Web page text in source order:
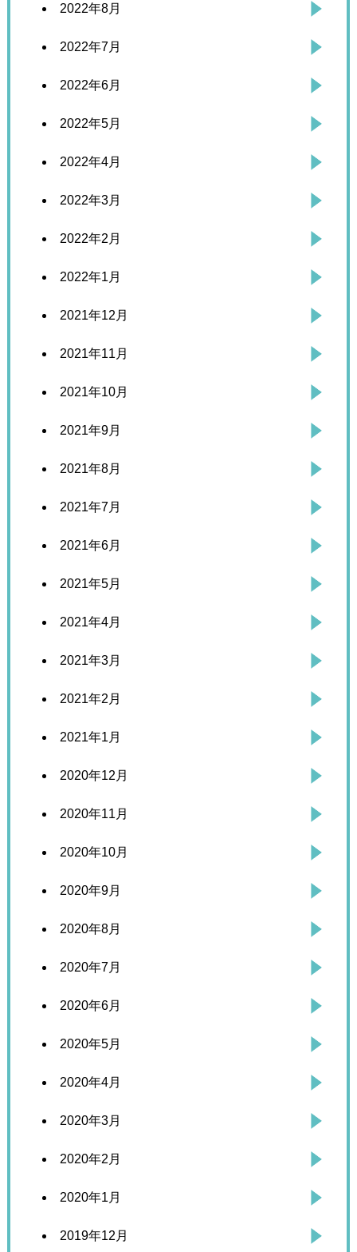
2022年8月
2022年7月
2022年6月
2022年5月
2022年4月
2022年3月
2022年2月
2022年1月
2021年12月
2021年11月
2021年10月
2021年9月
2021年8月
2021年7月
2021年6月
2021年5月
2021年4月
2021年3月
2021年2月
2021年1月
2020年12月
2020年11月
2020年10月
2020年9月
2020年8月
2020年7月
2020年6月
2020年5月
2020年4月
2020年3月
2020年2月
2020年1月
2019年12月